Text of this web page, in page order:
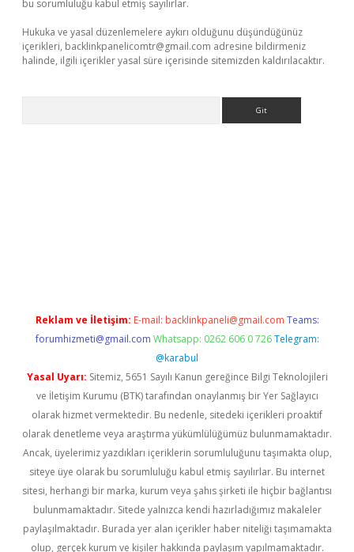
bu sorumluluğu kabul etmiş sayılırlar.
Hukuka ve yasal düzenlemelere aykırı olduğunu düşündüğünüz
içerikleri, backlinkpanelicomtr@gmail.com adresine bildirmeniz
halinde, ilgili içerikler yasal süre içerisinde sitemizden kaldırılacaktır.
Reklam ve İletişim: E-mail: backlinkpaneli@gmail.com Teams:
forumhizmeti@gmail.com Whatsapp: 0262 606 0 726 Telegram:
@karabul
Yasal Uyarı: Sitemiz, 5651 Sayılı Kanun gereğince Bilgi Teknolojileri
ve İletişim Kurumu (BTK) tarafından onaylanmış bir Yer Sağlayıcı
olarak hizmet vermektedir. Bu nedenle, sitedeki içerikleri proaktif
olarak denetleme veya araştırma yükümlülüğümüz bulunmamaktadır.
Ancak, üyelerimiz yazdıkları içeriklerin sorumluluğunu taşımakta olup,
siteye üye olarak bu sorumluluğu kabul etmiş sayılırlar. Bu internet
sitesi, herhangi bir marka, kurum veya şahıs şirketi ile hiçbir bağlantısı
bulunmamaktadır. Sitede yalnızca kendi hazırladığımız makaleler
paylaşılmaktadır. Burada yer alan içerikler haber niteliği taşımamakta
olup, gerçek kurum ve kişiler hakkında paylaşım yapılmamaktadır.